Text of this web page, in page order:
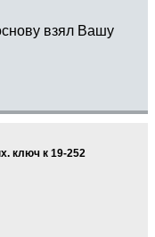
взял Вашу
ключ к 19-252